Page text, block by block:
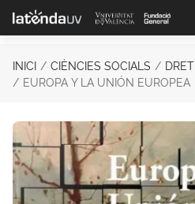
Saltar al contenido principal
INICI CIÈNCIES SOCIALS
DRET
EUROPA Y LA UNIÓN EUROPEA